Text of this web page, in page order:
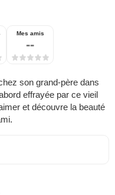
Mes amis
--
son grand-père dans
effrayée par ce vieil
et découvre la beauté